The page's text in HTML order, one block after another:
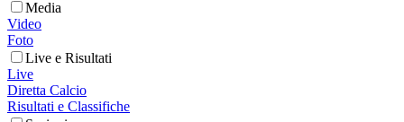
Media
Video
Foto
Live e Risultati
Live
Diretta Calcio
Risultati e Classifiche